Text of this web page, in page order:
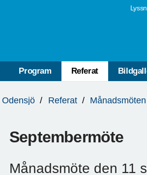
Program Referat
Odensjö Referat
Septembermöte
Månadsmöte den 11